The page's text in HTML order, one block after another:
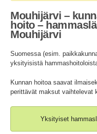
Mouhijärvi –
hoito –
Mouhijärvi
Suomessa (esim.
yksityisistä
Kunnan hoitoa saavat
perittävät maksut vaihtelevat
Yksityiset